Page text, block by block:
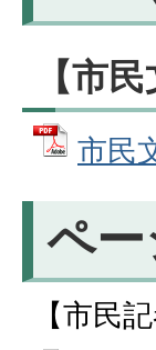
【市
市民
ペ
【市民